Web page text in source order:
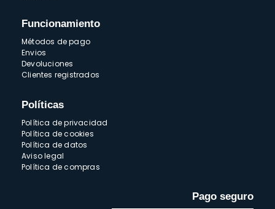
Funcionamiento
Métodos de pago
Envios
Devoluciones
Clientes registrados
Políticas
Política de privacidad
Política de cookies
Política de datos
Aviso legal
Política de compras
Pago seguro